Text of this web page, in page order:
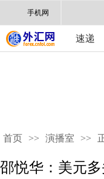
手机网
速递
首页 >> 演播室 >>
邵悦华：美元